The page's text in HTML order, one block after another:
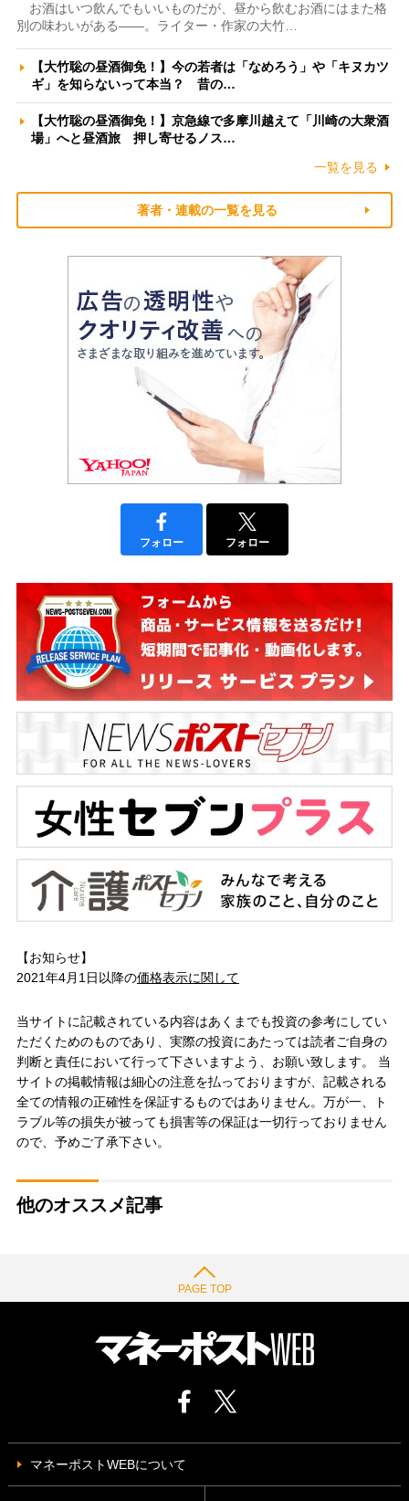
お酒はいつ飲んでもいいものだが、昼から飲むお酒にはまた格
別の味わいがある――。ライター・作家の大竹…
【大竹聡の昼酒御免！】今の若者は「なめろう」や「キヌカツ
ギ」を知らないって本当？ 昔の…
【大竹聡の昼酒御免！】京急線で多摩川越えて「川崎の大衆酒
場」へと昼酒旅 押し寄せるノス…
一覧を見る
著者・連載の一覧を見る
フォロー フォロー
【お知らせ】
2021年4月1日以降の価格表示に関して
当サイトに記載されている内容はあくまでも投資の参考にしてい
ただくためのものであり、実際の投資にあたっては読者ご自身の
判断と責任において行って下さいますよう、お願い致します。 当
サイトの掲載情報は細心の注意を払っておりますが、記載される
全ての情報の正確性を保証するものではありません。万が一、ト
ラブル等の損失が被っても損害等の保証は一切行っておりません
ので、予めご了承下さい。
他のオススメ記事
PAGE TOP
マネーポストWEBについて